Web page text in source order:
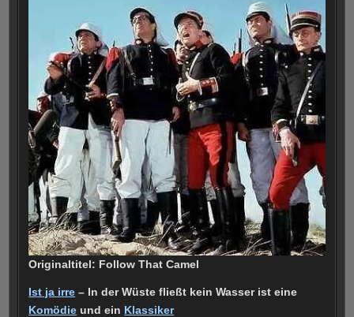
Originaltitel: Follow That Camel
Ist ja irre – In der Wüste fließt kein Wasser ist eine
Komödie und ein Klassiker